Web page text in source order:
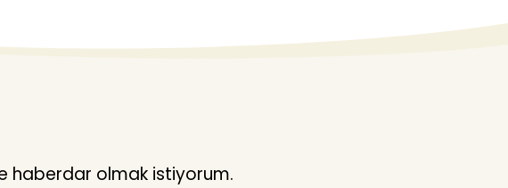
haberdar olmak istiyorum.